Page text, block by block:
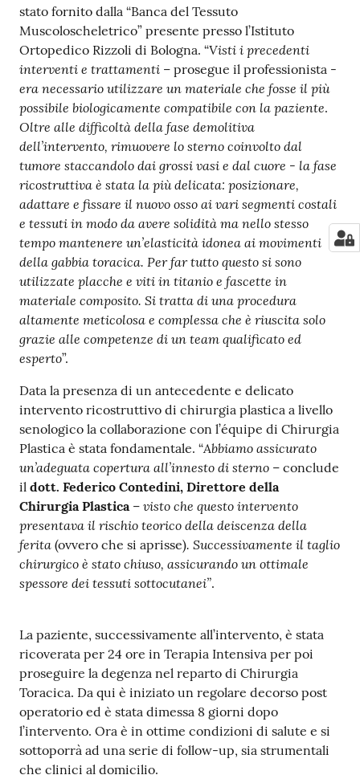
stato fornito dalla “Banca del Tessuto
Muscoloscheletrico” presente presso l’Istituto
Ortopedico Rizzoli di Bologna. “Visti i precedenti
interventi e trattamenti – prosegue il professionista -
era necessario utilizzare un materiale che fosse il più
possibile biologicamente compatibile con la paziente.
Oltre alle difficoltà della fase demolitiva
dell’intervento, rimuovere lo sterno coinvolto dal
tumore staccandolo dai grossi vasi e dal cuore - la fase
ricostruttiva è stata la più delicata: posizionare,
adattare e fissare il nuovo osso ai vari segmenti costali
e tessuti in modo da avere solidità ma nello stesso
tempo mantenere un’elasticità idonea ai movimenti
della gabbia toracica. Per far tutto questo si sono
utilizzate placche e viti in titanio e fascette in
materiale composito. Si tratta di una procedura
altamente meticolosa e complessa che è riuscita solo
grazie alle competenze di un team qualificato ed
esperto”.
Data la presenza di un antecedente e delicato
intervento ricostruttivo di chirurgia plastica a livello
senologico la collaborazione con l’équipe di Chirurgia
Plastica è stata fondamentale. “Abbiamo assicurato
un’adeguata copertura all’innesto di sterno – conclude
il dott. Federico Contedini, Direttore della
Chirurgia Plastica – visto che questo intervento
presentava il rischio teorico della deiscenza della
ferita (ovvero che si aprisse). Successivamente il taglio
chirurgico è stato chiuso, assicurando un ottimale
spessore dei tessuti sottocutanei”.
La paziente, successivamente all’intervento, è stata
ricoverata per 24 ore in Terapia Intensiva per poi
proseguire la degenza nel reparto di Chirurgia
Toracica. Da qui è iniziato un regolare decorso post
operatorio ed è stata dimessa 8 giorni dopo
l’intervento. Ora è in ottime condizioni di salute e si
sottoporrà ad una serie di follow-up, sia strumentali
che clinici al domicilio.